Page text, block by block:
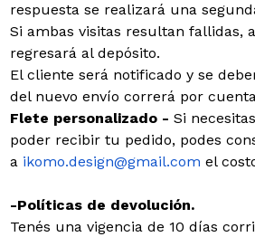
respuesta se realizará una
Si ambas visitas resultan fallidas,
regresará al depósito.
El cliente será notificado y se
del nuevo envío correrá por
Flete personalizado - Si
poder recibir tu pedido, podes
a ikomo.design@gmail.com el
-Políticas de devolución.
Tenés una vigencia de 10 días